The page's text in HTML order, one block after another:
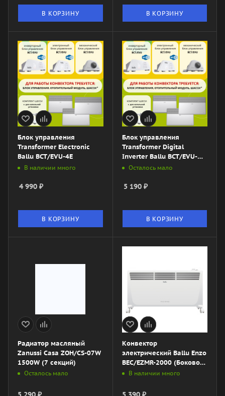
В КОРЗИНУ В КОРЗИНУ
Блок управления
Transformer Electronic
Ballu BCT/EVU-4E
В наличии много
4 990 ₽
В КОРЗИНУ
Блок управления
Transformer Digital
Inverter Ballu BCT/EVU-
3.1IОсталось мало
5 190₽
В КОРЗИНУ
Радиатор масляный
Zanussi Casa ZOH/CS-07W
1500W (7 секций)
Осталось мало
Конвектор
электрический Ballu Enzo
BEC/EZMR-2000 (Боковое
управление)
В наличии много